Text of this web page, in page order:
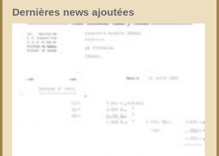
Dernières news ajoutées